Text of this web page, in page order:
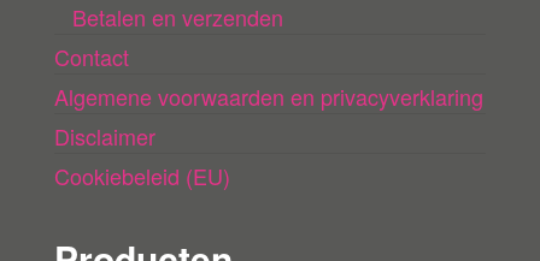
Betalen en verzenden
Contact
Algemene voorwaarden en privacyverklaring
Disclaimer
Cookiebeleid (EU)